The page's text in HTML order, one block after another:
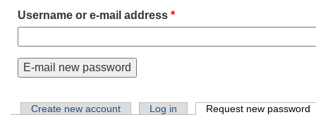
Username or e-mail address *
Primary tabs
Create new account Log in Request new password